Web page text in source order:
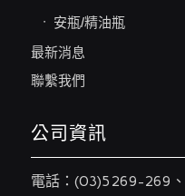
安瓶/精油瓶
最新消息
聯繫我們
公司資訊
電話： (03)5269-269 、